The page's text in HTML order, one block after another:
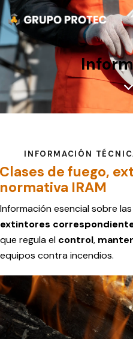
INFORMACIÓN
Clases de fuego,
normativa IRAM
Información esencial sobre las
extintores
que regula el control,
equipos contra incendios.